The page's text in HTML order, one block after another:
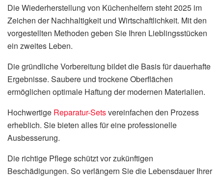
Die Wiederherstellung von Küchenhelfern steht 2025 im
Zeichen der Nachhaltigkeit und Wirtschaftlichkeit. Mit den
vorgestellten Methoden geben Sie Ihren Lieblingsstücken
ein zweites Leben.
Die gründliche Vorbereitung bildet die Basis für dauerhafte
Ergebnisse. Saubere und trockene Oberflächen
ermöglichen optimale Haftung der modernen Materialien.
Hochwertige Reparatur-Setsvereinfachen den Prozess
erheblich. Sie bieten alles für eine professionelle
Ausbesserung.
Die richtige Pflege schützt vor zukünftigen
Beschädigungen. So verlängern Sie die Lebensdauer Ihrer